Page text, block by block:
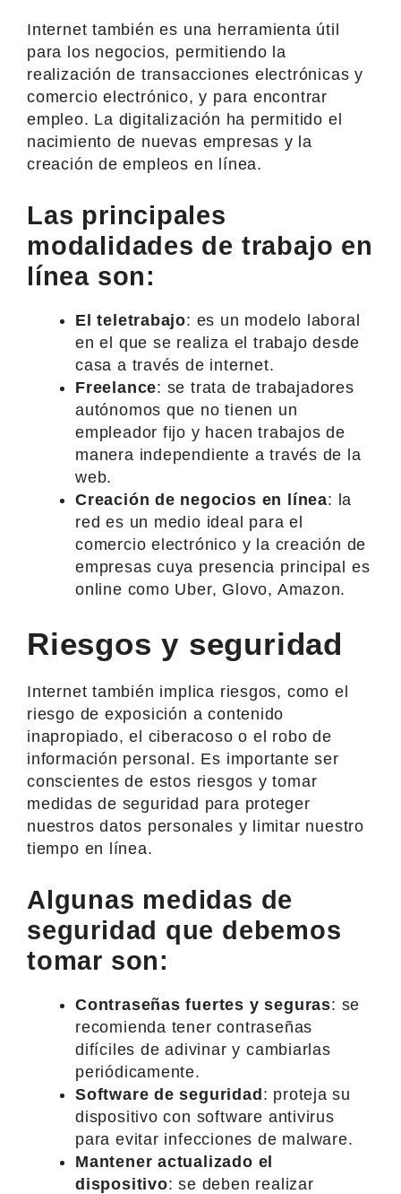
Internet también es una herramienta útil
para los negocios, permitiendo la
realización de transacciones electrónicas y
comercio electrónico, y para encontrar
empleo. La digitalización ha permitido el
nacimiento de nuevas empresas y la
creación de empleos en línea.
Las principales
modalidades de trabajo en
línea son:
El teletrabajo: es un modelo laboral
en el que se realiza el trabajo desde
casa a través de internet.
Freelance: se trata de trabajadores
autónomos que no tienen un
empleador fijo y hacen trabajos de
manera independiente a través de la
web.
Creación de negocios en línea: la
red es un medio ideal para el
comercio electrónico y la creación de
empresas cuya presencia principal es
online como Uber, Glovo, Amazon.
Riesgos y seguridad
Internet también implica riesgos, como el
riesgo de exposición a contenido
inapropiado, el ciberacoso o el robo de
información personal. Es importante ser
conscientes de estos riesgos y tomar
medidas de seguridad para proteger
nuestros datos personales y limitar nuestro
tiempo en línea.
Algunas medidas de
seguridad que debemos
tomar son:
Contraseñas fuertes y seguras: se
recomienda tener contraseñas
difíciles de adivinar y cambiarlas
periódicamente.
Software de seguridad: proteja su
dispositivo con software antivirus
para evitar infecciones de malware.
Mantener actualizado el
dispositivo: se deben realizar